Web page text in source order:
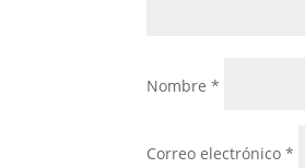
Nombre*
Correo electrónico*